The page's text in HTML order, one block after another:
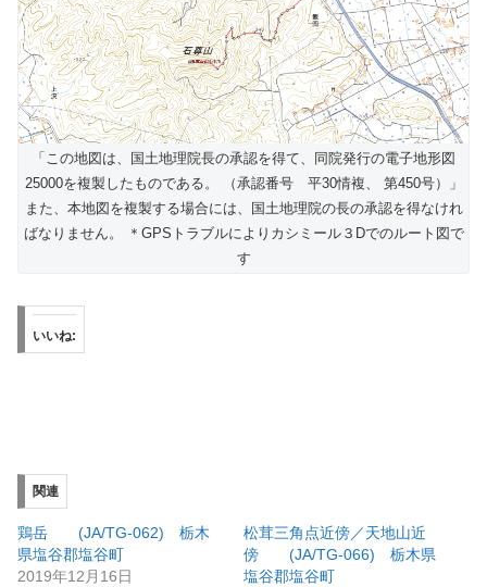
「この地図は、国土地理院長の承認を得て、同院発行の電子地形図
25000を複製したものである。 （承認番号 平30情複、 第450号）」
また、本地図を複製する場合には、国土地理院の長の承認を得なけれ
ばなりません。 ＊GPSトラブルによりカシミール３Dでのルート図で
す
いいね:
関連
鶏岳 (JA/TG-062) 栃木
県塩谷郡塩谷町
2019年12月16日
松茸三角点近傍／天地山近
傍 (JA/TG-066) 栃木県
塩谷郡塩谷町